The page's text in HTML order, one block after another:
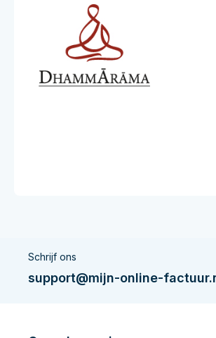
Schrijf ons
support@mijn-online-